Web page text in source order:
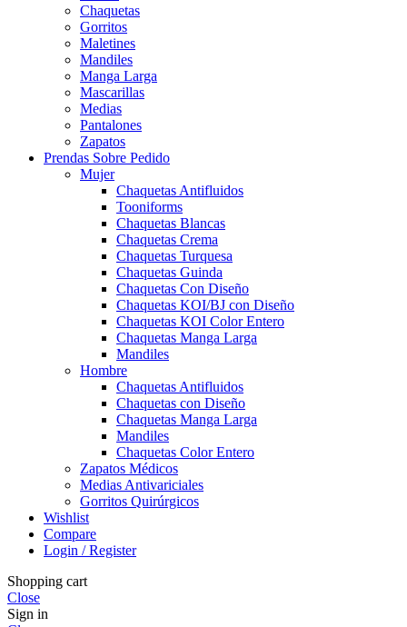
Chaquetas
Gorritos
Maletines
Mandiles
Manga Larga
Mascarillas
Medias
Pantalones
Zapatos
Prendas Sobre Pedido
Mujer
Chaquetas Antifluidos
Tooniforms
Chaquetas Blancas
Chaquetas Crema
Chaquetas Turquesa
Chaquetas Guinda
Chaquetas Con Diseño
Chaquetas KOI/BJ con Diseño
Chaquetas KOI Color Entero
Chaquetas Manga Larga
Mandiles
Hombre
Chaquetas Antifluidos
Chaquetas con Diseño
Chaquetas Manga Larga
Mandiles
Chaquetas Color Entero
Zapatos Médicos
Medias Antivariciales
Gorritos Quirúrgicos
Wishlist
Compare
Login / Register
Shopping cart
Close
Sign in